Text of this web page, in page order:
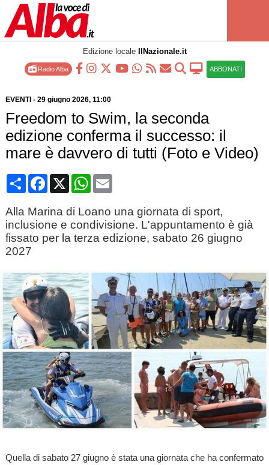
Edizione locale IlNazionale.it
Radio Alba ABBONATI
EVENTI - 29 giugno 2026, 11:00
Freedom to Swim, la seconda
edizione conferma il successo: il
mare è davvero di tutti (Foto e Video)
CondividiFacebook
X WhatsApp
Email
Alla Marina di Loano una giornata di sport,
inclusione e condivisione. L'appuntamento è già
fissato per la terza edizione, sabato 26 giugno
2027
Quella di sabato 27 giugno è stata una giornata che ha confermato